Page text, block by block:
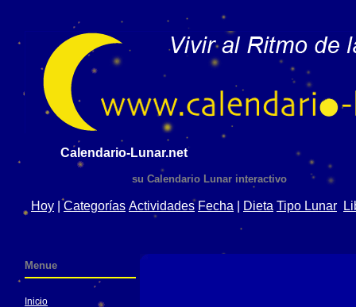
Calendario-Lunar.net
su Calendario Lunar interactivo
Hoy Categorías Actividades Fecha Dieta Tipo Lunar
Menue
Inicio